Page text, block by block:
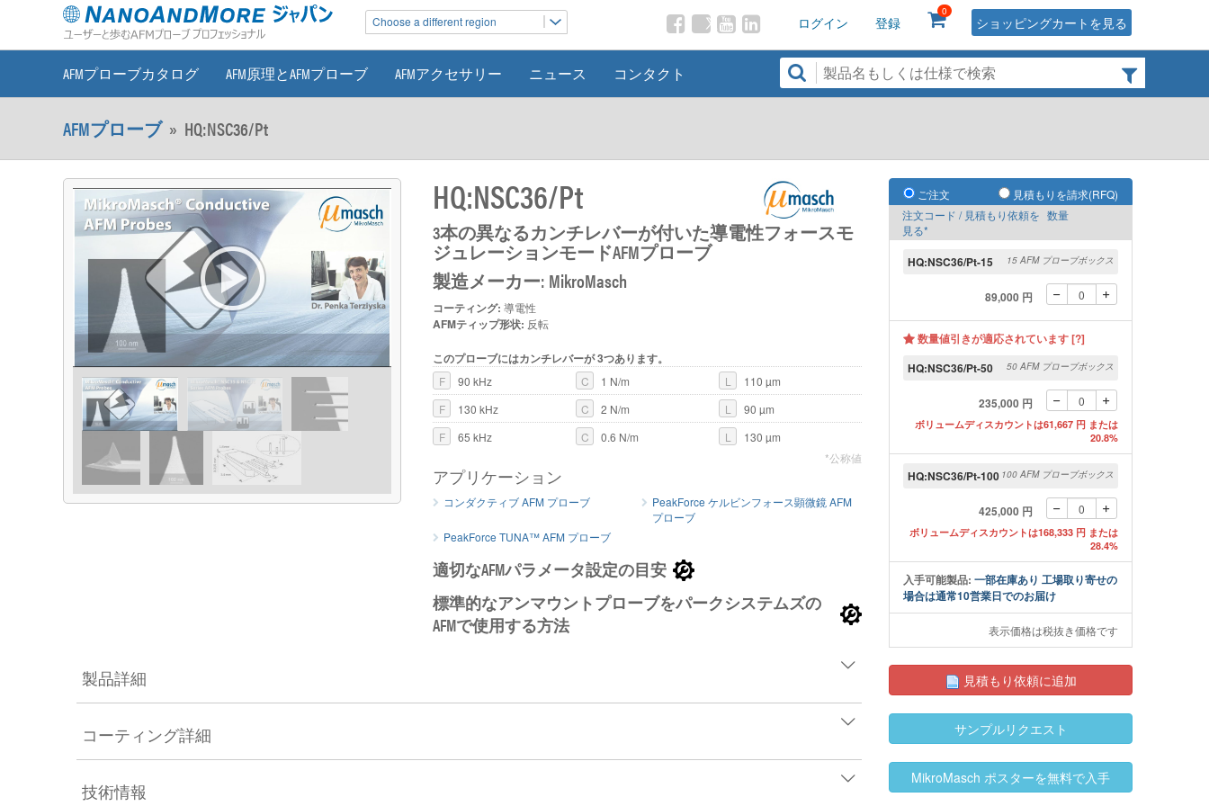
Choose a different region ログイン 登録
0
ショッピングカートを見る
AFMプローブカタログ AFM原理とAFMプローブ AFMアクセサリー ニュース コンタクト
AFMプローブ» HQ:NSC36/Pt
ご注文
見積もりを請求(RFQ)
注文コード / 見積もり依頼を
見る*
数量
HQ:NSC36/Pt-15 15 AFM プローブボックス
89,000 円
数量値引きが適応されています [?]
HQ:NSC36/Pt-50
50 AFM プローブボックス
235,000 円
ボリュームディスカウントは61,667 円 または
20.8%
HQ:NSC36/Pt-100 100 AFM プローブボックス
425,000 円
ボリュームディスカウントは168,333 円 または
28.4%
入手可能製品: 一部在庫あり 工場取り寄せの
場合は通常10営業日でのお届け
表示価格は税抜き価格です
見積もり依頼に追加
サンプルリクエスト
MikroMasch ポスターを無料で入手
3本の異なるソフトタッピングモードAFM カンチレバーを備えた
MikroMasch AFM プロー
HQ:NSC36/Pt
3本の異なるカンチレバーが付いた導電性フォースモ
ジュレーションモードAFMプローブ
製造メーカー: MikroMasch
コーティング: 導電性
AFMティップ形状: 反転
このプローブにはカンチレバーが 3つあります。
F 90 kHz C 1 N/m L
110 µm
F
130 kHz C 2 N/m L
90 µm
F
65 kHz C 0.6 N/m L
130 µm
*公称値
アプリケーション
コンダクティブ AFM プローブ
PeakForce ケルビンフォース顕微鏡 AFM
プローブ
PeakForce TUNA™ AFM プローブ
適切なAFMパラメータ設定の目安
標準的なアンマウントプローブをパークシステムズの
AFMで使用する方法
製品詳細
コーティング詳細
技術情報